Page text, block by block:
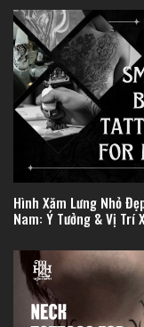
Hình Xăm Lưng Nhỏ
Nam: Ý Tưởng & Vị Trí